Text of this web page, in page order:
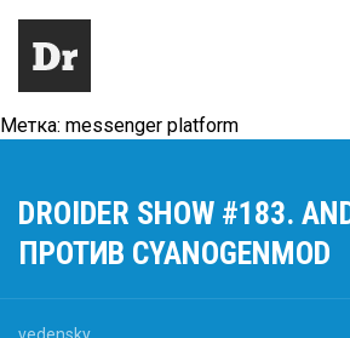
Метка: messenger platform
DROIDER SHOW #183.
ПРОТИВ CYANOGENMOD